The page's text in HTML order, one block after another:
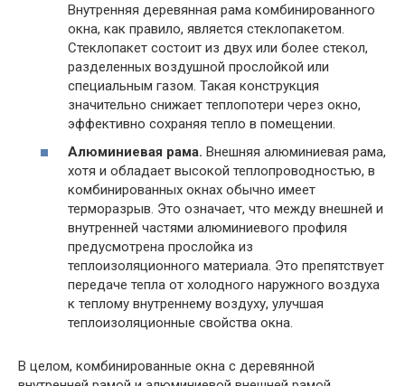
Внутренняя деревянная рама комбинированного
окна, как правило, является стеклопакетом.
Стеклопакет состоит из двух или более стекол,
разделенных воздушной прослойкой или
специальным газом. Такая конструкция
значительно снижает теплопотери через окно,
эффективно сохраняя тепло в помещении.
Алюминиевая рама. Внешняя алюминиевая рама,
хотя и обладает высокой теплопроводностью, в
комбинированных окнах обычно имеет
терморазрыв. Это означает, что между внешней и
внутренней частями алюминиевого профиля
предусмотрена прослойка из
теплоизоляционного материала. Это препятствует
передаче тепла от холодного наружного воздуха
к теплому внутреннему воздуху, улучшая
теплоизоляционные свойства окна.
В целом, комбинированные окна с деревянной